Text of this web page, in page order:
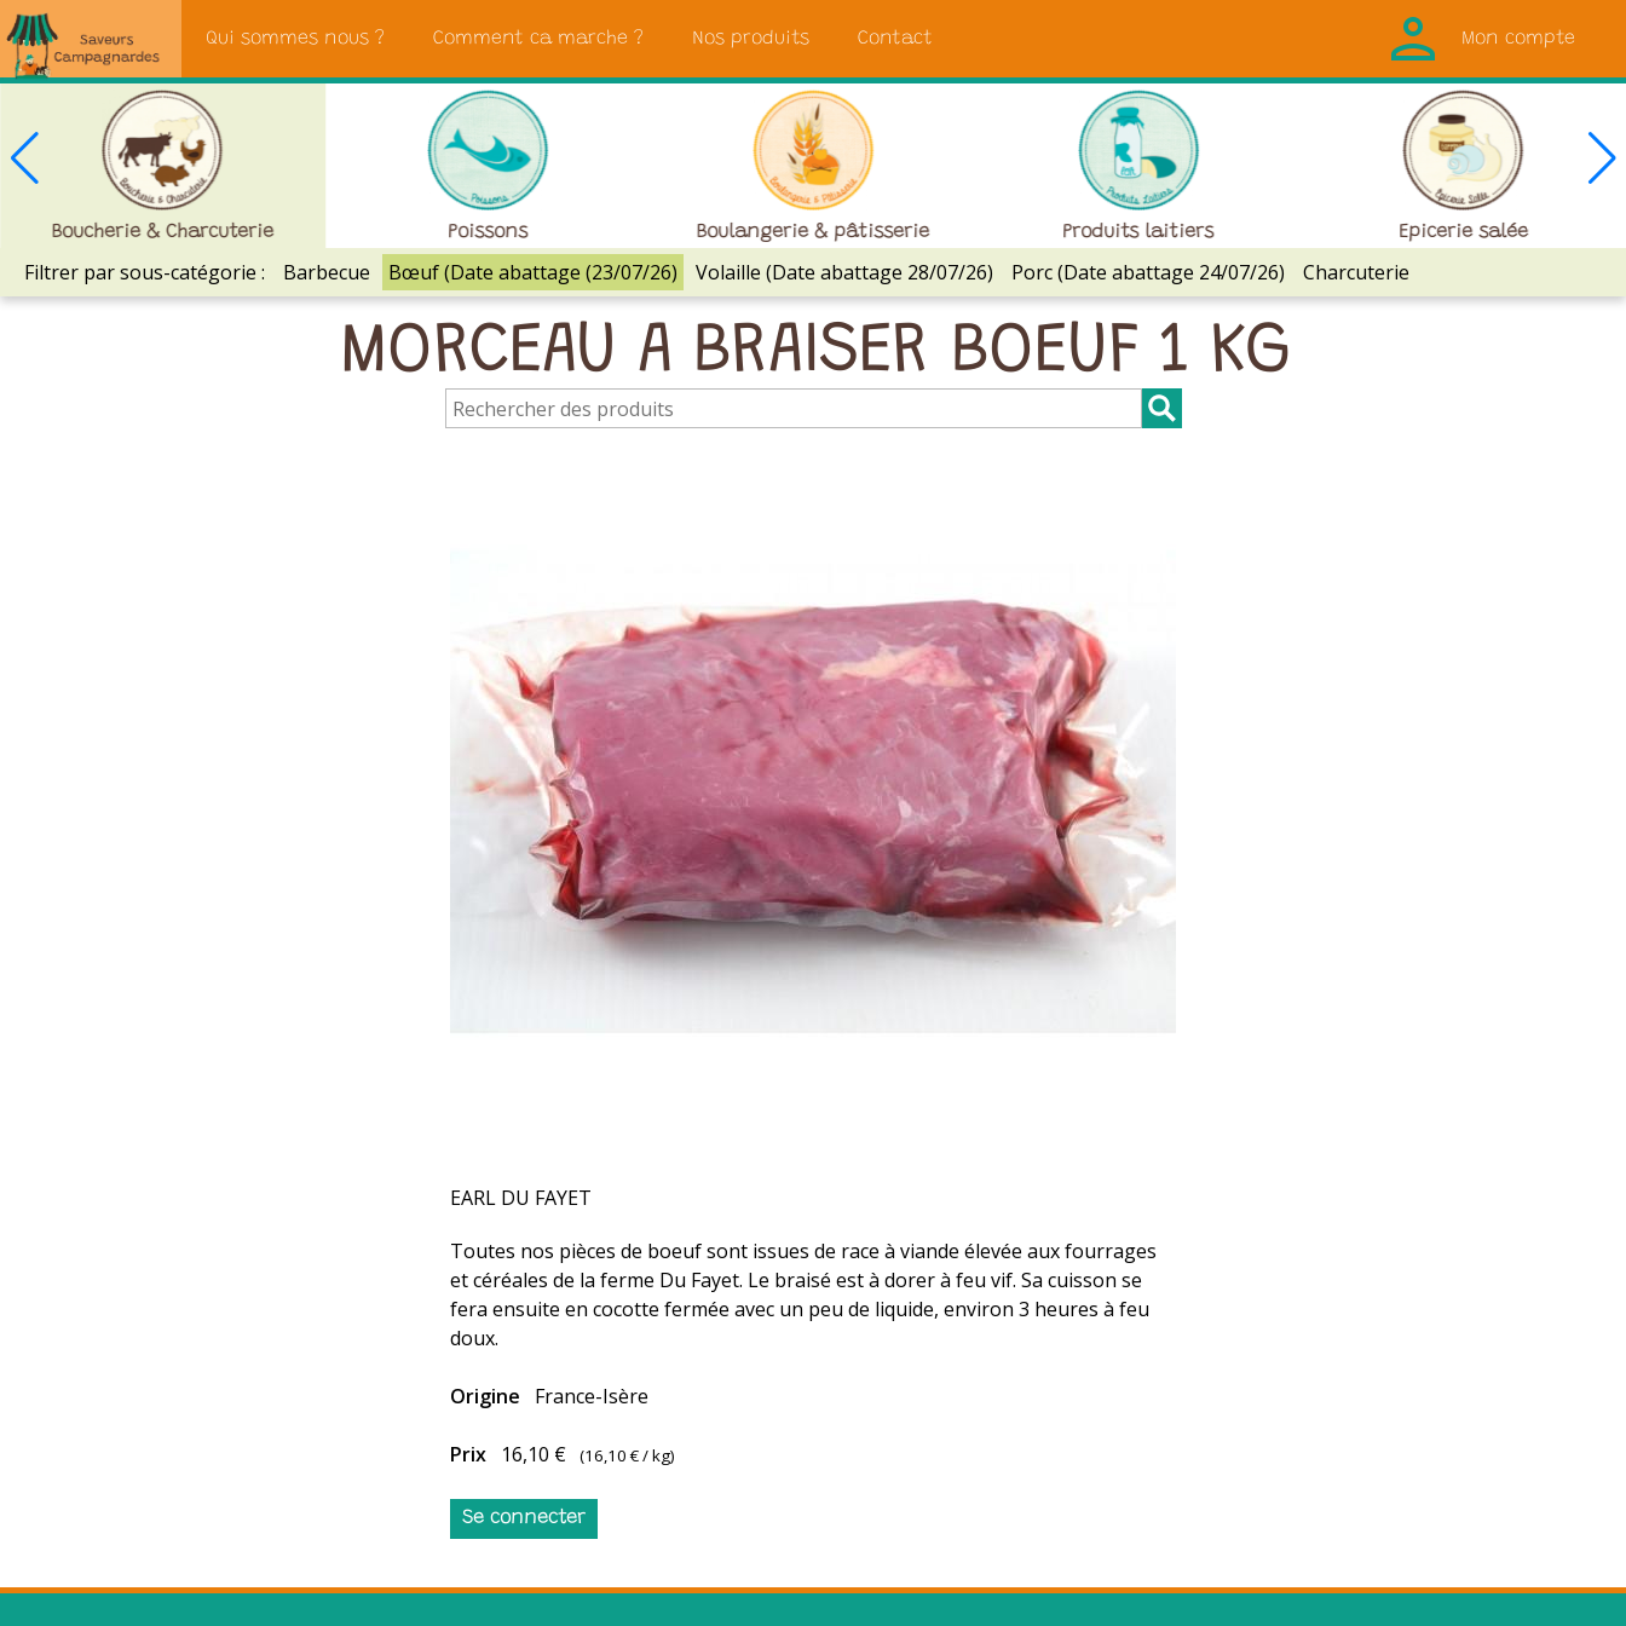
Campagnardes
Qui sommes nous ? Comment ca marche ? Nos produits Contact Mon compte
Boucherie & Charcuterie Poissons Boulangerie & pâtisserie Produits laitiers Epicerie salée
Filtrer par sous-catégorie : Barbecue Bœuf (Date abattage (23/07/26) Volaille (Date abattage 28/07/26) Porc (Date abattage 24/07/26) Charcuterie
MORCEAU A BRAISER BOEUF 1 KG
EARL DU FAYET
Toutes nos pièces de boeuf sont issues de race à viande élevée aux fourrages
et céréales de la ferme Du Fayet. Le braisé est à dorer à feu vif. Sa cuisson se
fera ensuite en cocotte fermée avec un peu de liquide, environ 3 heures à feu
doux.
Origine France-Isère
Prix 16,10 € (16,10 €/ kg)
Se connecter